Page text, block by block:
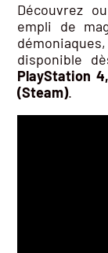
Découvrez
empli de
disponible
PlayStation
(Steam).